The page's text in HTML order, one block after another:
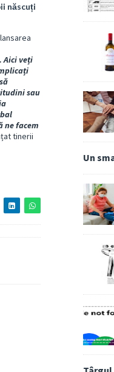
născuți
Aici veți
sau
ne facem
tinerii
Un